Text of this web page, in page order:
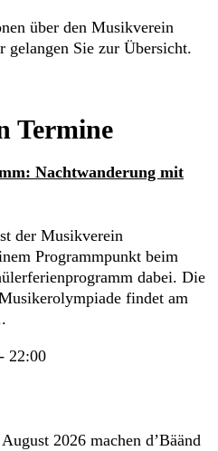
über den Musikverein
gelangen Sie zur Übersicht.
Termine
Nachtwanderung mit
der Musikverein
Programmpunkt beim
dabei. Die
findet am
- 22:00
2026 machen d’Bäänd